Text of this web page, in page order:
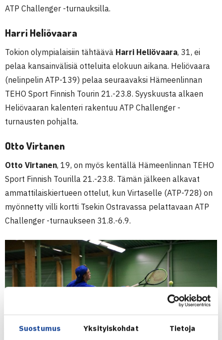
Suostumus Yksityiskohdat Tietoja
ATP Challenger -turnauksilla.
Harri Heliövaara
Tokion olympialaisiin tähtäävä Harri Heliövaara, 31, ei
pelaa kansainvälisiä otteluita elokuun aikana. Heliövaara
(nelinpelin ATP-139) pelaa seuraavaksi Hämeenlinnan
TEHO Sport Finnish Tourin 21.-23.8. Syyskuusta alkaen
Heliövaaran kalenteri rakentuu ATP Challenger -
turnausten pohjalta.
Otto Virtanen
Otto Virtanen, 19, on myös kentällä Hämeenlinnan TEHO
Sport Finnish Tourilla 21.-23.8. Tämän jälkeen alkavat
ammattilaiskiertueen ottelut, kun Virtaselle (ATP-728) on
myönnetty villi kortti Tsekin Ostravassa pelattavaan ATP
Challenger -turnaukseen 31.8.-6.9.